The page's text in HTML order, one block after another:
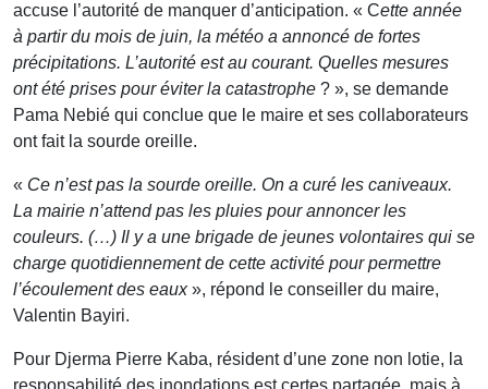
accuse l’autorité de manquer d’anticipation. « Cette année
à partir du mois de juin, la météo a annoncé de fortes
précipitations. L’autorité est au courant. Quelles mesures
ont été prises pour éviter la catastrophe ? », se demande
Pama Nebié qui conclue que le maire et ses collaborateurs
ont fait la sourde oreille.
« Ce n’est pas la sourde oreille. On a curé les caniveaux.
La mairie n’attend pas les pluies pour annoncer les
couleurs. (…) Il y a une brigade de jeunes volontaires qui se
charge quotidiennement de cette activité pour permettre
l’écoulement des eaux», répond le conseiller du maire,
Valentin Bayiri.
Pour Djerma Pierre Kaba, résident d’une zone non lotie, la